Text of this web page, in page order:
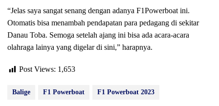
“Jelas saya sangat senang dengan adanya F1Powerboat ini.
Otomatis bisa menambah pendapatan para pedagang di sekitar
Danau Toba. Semoga setelah ajang ini bisa ada acara-acara
olahraga lainya yang digelar di sini,” harapnya.
Post Views: 1,653
Balige F1 Powerboat F1 Powerboat 2023